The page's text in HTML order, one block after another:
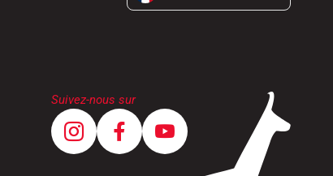
Suivez-nous sur